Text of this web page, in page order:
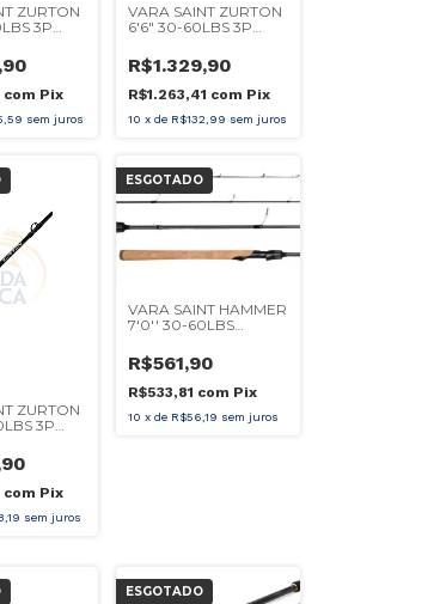
ZURTON
3P
com Pix
sem juros
VARA SAINT ZURTON
6'6" 30-60LBS 3P
R$1.329,90
R$1.263,41 com Pix
10 x de R$132,99 sem juros
ZURTON
3P
com Pix
sem juros
ESGOTADO
VARA SAINT HAMMER
7'0'' 30-60LBS
R$561,90
R$533,81 com Pix
10 x de R$56,19 sem juros
ESGOTADO